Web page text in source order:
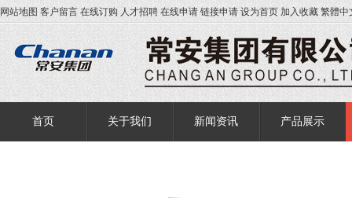
网站地图 客户留言 在线订购 人才招聘 在线申请 链接申请 设为首页 加入收藏 繁體中
首页 关于我们 新闻资讯 产品展示